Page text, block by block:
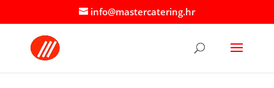
info@mastercatering.hr